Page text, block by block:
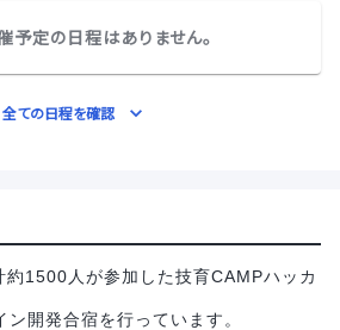
予定の日程はありません。
全ての日程を確認
1500人が参加した技育CAMPハッカ
開発合宿を行っています。